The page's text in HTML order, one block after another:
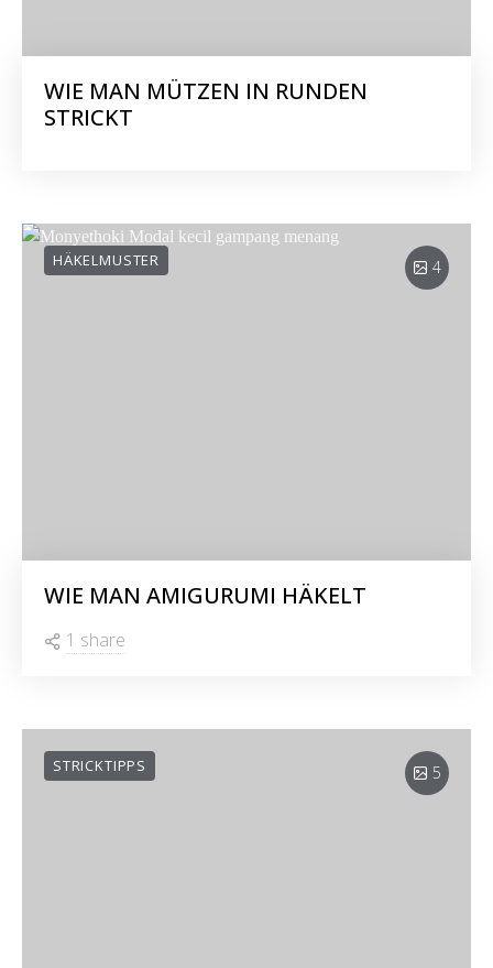
WIE MAN MÜTZEN IN RUNDEN
STRICKT
4
HÄKELMUSTER
WIE MAN AMIGURUMI HÄKELT
1 share
5
STRICKTIPPS